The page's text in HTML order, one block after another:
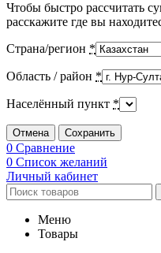
Чтобы быстро рассчитать
расскажите где вы
Страна/регион *
Область / район *
Населённый пункт *
Отмена Сохранить
0 Сравнение
0 Список желаний
Личный кабинет
Меню
Товары